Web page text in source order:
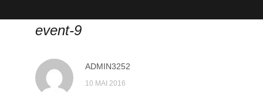
event-9
ADMIN3252
10 MAI 2016